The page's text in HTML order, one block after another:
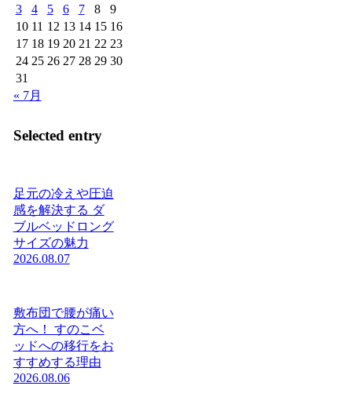
3
4 5 6 7 8
9
10 11 12 13 14 15 16
17 18 19 20 21 22 23
24 25 26 27 28 29 30
31
« 7月
Selected entry
足元の冷えや圧迫
感を解決する ダ
ブルベッドロング
サイズの魅力
2026.08.07
敷布団で腰が痛い
方へ！ すのこベ
ッドへの移行をお
すすめする理由
2026.08.06